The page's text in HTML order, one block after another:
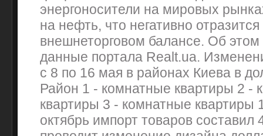
энергоносители на мировых
на нефть, что негативно
внешнеторговом балансе. Об этом
данные портала Realt.ua.
с 8 по 16 мая в районах Киева в
Район 1 - комнатные квартиры 2 -
квартиры 3 - комнатные квартиры
октябрь импорт товаров